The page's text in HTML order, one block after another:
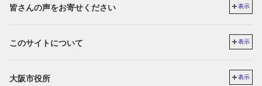
皆さんの声をお寄せください 表示
このサイトについて 表示
大阪市役所 表示